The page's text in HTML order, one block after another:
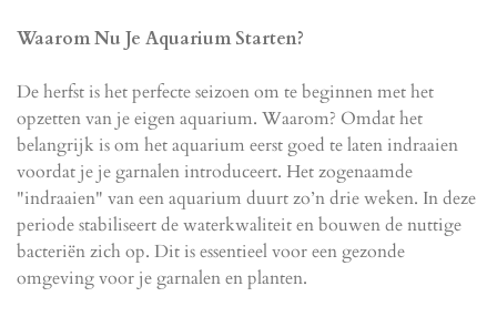
Waarom Nu Je Aquarium Starten?
De herfst is het perfecte seizoen om te beginnen met het
opzetten van je eigen aquarium. Waarom? Omdat het
belangrijk is om het aquarium eerst goed te laten indraaien
voordat je je garnalen introduceert. Het zogenaamde
"indraaien" van een aquarium duurt zo’n drie weken. In deze
periode stabiliseert de waterkwaliteit en bouwen de nuttige
bacteriën zich op. Dit is essentieel voor een gezonde
omgeving voor je garnalen en planten.